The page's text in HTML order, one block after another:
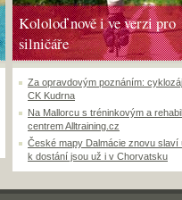
Kololoď nově i ve verzi pro
silničáře
Za opravdovým poznáním:
CK Kudrna
Na Mallorcu s tréninkovým a
centrem Alltraining.cz
České mapy Dalmácie znovu slaví
k dostání jsou už i v Chorvatsku